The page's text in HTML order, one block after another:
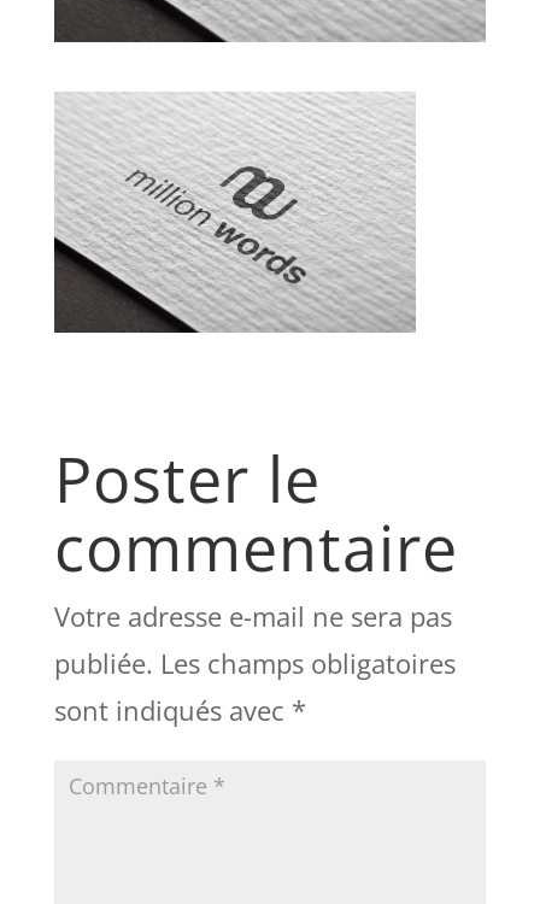
Poster le
commentaire
Votre adresse e-mail ne sera pas
publiée. Les champs obligatoires
sont indiqués avec *